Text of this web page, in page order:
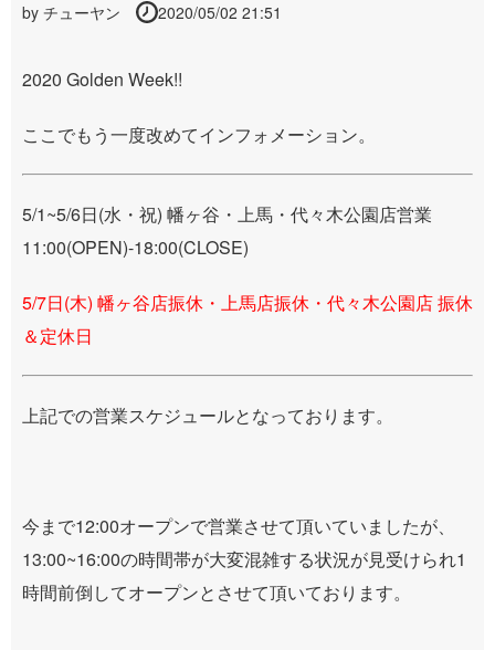
by チューヤン 2020/05/02 21:51
2020 Golden Week!!
ここでもう一度改めてインフォメーション。
5/1~5/6日(水・祝) 幡ヶ谷・上馬・代々木公園店営業
11:00(OPEN)-18:00(CLOSE)
5/7日(木) 幡ヶ谷店振休・上馬店振休・代々木公園店 振休
＆定休日
上記での営業スケジュールとなっております。
今まで12:00オープンで営業させて頂いていましたが、
13:00~16:00の時間帯が大変混雑する状況が見受けられ1
時間前倒してオープンとさせて頂いております。